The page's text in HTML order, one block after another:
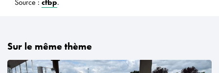
Source : cfbp.
Sur le même thème